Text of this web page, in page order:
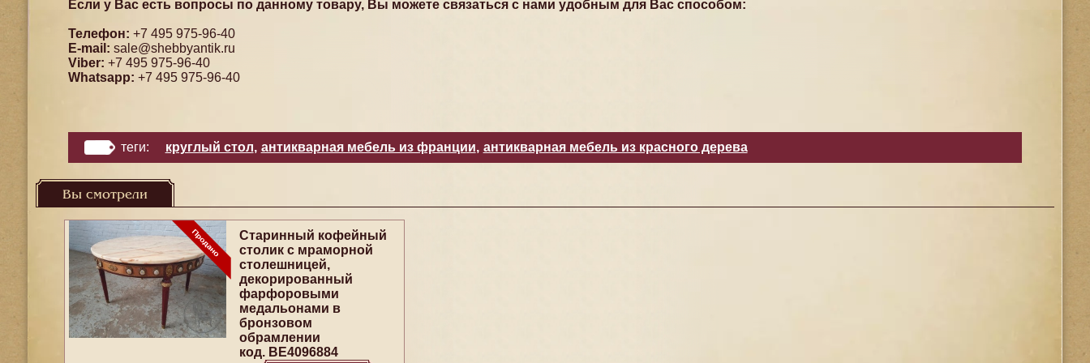
Если у Вас есть вопросы по данному товару, Вы можете связаться с нами удобным для Вас способом:
Телефон: +7 495 975-96-40
E-mail: sale@shebbyantik.ru
Viber: +7 495 975-96-40
Whatsapp: +7 495 975-96-40
теги: круглый стол, антикварная мебель из франции, антикварная мебель из красного дерева
Вы смотрели
Старинный кофейный
столик с мраморной
столешницей,
декорированный
фарфоровыми
медальонами в
бронзовом
обрамлении
код. BE4096884